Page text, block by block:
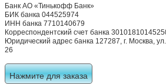
Банк АО «Тинькофф Банк»
БИК банка 044525974
ИНН банка 7710140679
Корреспондентский счет банка
Юридический адрес банка 127287, г. Москва,
26
Нажмите для заказа